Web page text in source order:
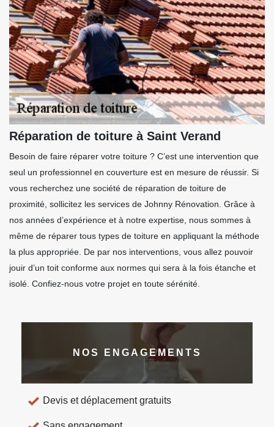
Réparation de toiture à Saint Verand
Besoin de faire réparer votre toiture ? C’est une intervention que
seul un professionnel en couverture est en mesure de réussir. Si
vous recherchez une société de réparation de toiture de
proximité, sollicitez les services de Johnny Rénovation. Grâce à
nos années d’expérience et à notre expertise, nous sommes à
même de réparer tous types de toiture en appliquant la méthode
la plus appropriée. De par nos interventions, vous allez pouvoir
jouir d’un toit conforme aux normes qui sera à la fois étanche et
isolé. Confiez-nous votre projet en toute sérénité.
NOS ENGAGEMENTS
Devis et déplacement gratuits